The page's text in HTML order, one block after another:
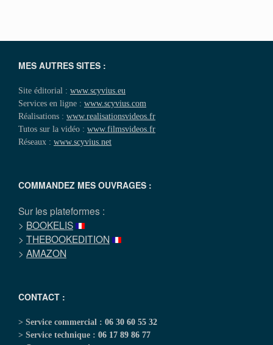
MES AUTRES SITES :
Site éditorial : www.scyvius.eu
Services en ligne : www.scyvius.com
Réalisations : www.realisationsvideos.fr
Tutos sur la vidéo : www.filmsvideos.fr
Réseaux : www.scyvius.net
COMMANDEZ MES OUVRAGES :
Sur les plateformes :
> BOOKELIS
> THEBOOKEDITION
> AMAZON
CONTACT :
> Service commercial : 06 30 60 55 32
> Service technique : 06 17 89 86 77